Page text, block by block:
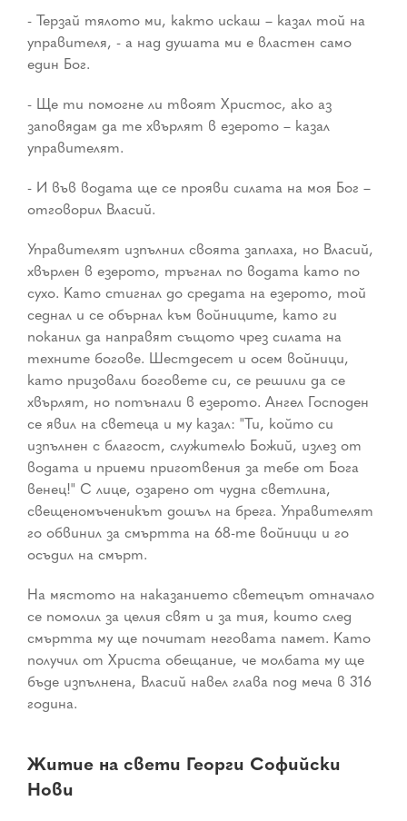
- Терзай тялото ми, както искаш – казал той на
управителя, - а над душата ми е властен само
един Бог.
- Ще ти помогне ли твоят Христос, ако аз
заповядам да те хвърлят в езерото – казал
управителят.
- И във водата ще се прояви силата на моя Бог –
отговорил Власий.
Управителят изпълнил своята заплаха, но Власий,
хвърлен в езерото, тръгнал по водата като по
сухо. Като стигнал до средата на езерото, той
седнал и се обърнал към войниците, като ги
поканил да направят същото чрез силата на
техните богове. Шестдесет и осем войници,
като призовали боговете си, се решили да се
хвърлят, но потънали в езерото. Ангел Господен
се явил на светеца и му казал: "Ти, който си
изпълнен с благост, служителю Божий, излез от
водата и приеми приготвения за тебе от Бога
венец!" С лице, озарено от чудна светлина,
свещеномъченикът дошъл на брега. Управителят
го обвинил за смъртта на 68-те войници и го
осъдил на смърт.
На мястото на наказанието светецът отначало
се помолил за целия свят и за тия, които след
смъртта му ще почитат неговата памет. Като
получил от Христа обещание, че молбата му ще
бъде изпълнена, Власий навел глава под меча в 316
година.
Житие на свети Георги Софийски
Нови